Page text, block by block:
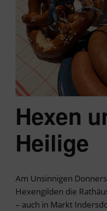
Hexen
Heilige
Am Unsinnigen
Hexengilden die
– auch in Markt